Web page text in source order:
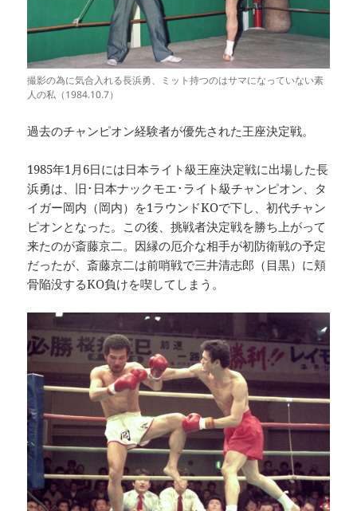
撮影の為に気合入れる長浜勇、ミット持つのはサマになっていない素
人の私（1984.10.7）
過去のチャンピオン経験者が優先された王座決定戦。
1985年1月6日には日本ライト級王座決定戦に出場した長
浜勇は、旧･日本ナックモエ･ライト級チャンピオン、タ
イガー岡内（岡内）を1ラウンドKOで下し、初代チャン
ピオンとなった。この後、挑戦者決定戦を勝ち上がって
来たのが斎藤京二。因縁の厄介な相手が初防衛戦の予定
だったが、斎藤京二は前哨戦で三井清志郎（目黒）に頬
骨陥没するKO負けを喫してしまう。